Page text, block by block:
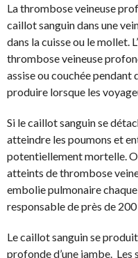
La thrombose veineuse
caillot sanguin dans une
dans la cuisse ou le mollet.
thrombose veineuse
assise ou couchée pendant
produire lorsque les
Si le caillot sanguin se
atteindre les poumons et
potentiellement mortelle.
atteints de thrombose
embolie pulmonaire
responsable de près de 200
Le caillot sanguin se
profonde d’une jambe.